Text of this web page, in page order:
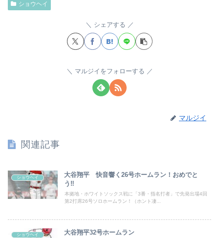
ショウヘイ
シェアする
マルジイをフォローする
マルジイ
関連記事
ショウヘイ
大谷翔平 快音響く26号ホームラン！おめでと
う‼
本拠地・ホワイトソックス戦に「3番・指名打者」で先発出場4回
第2打席26号ソロホームラン！（ホント凄...
ショウヘイ 大谷翔平32号ホームラン